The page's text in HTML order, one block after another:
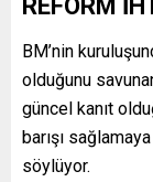
REFORM
BM’nin
olduğunu
güncel kanıt
barışı
söylüyor.